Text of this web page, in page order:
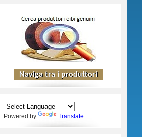
Powered by Translate